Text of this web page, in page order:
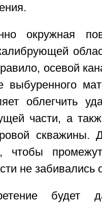
окружная
осевой
выбуренного
облегчить
части, а
скважины.
чтобы
не забивались
будет